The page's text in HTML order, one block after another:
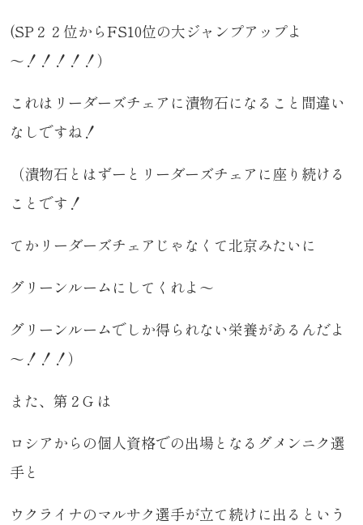
(SP２２位からFS10位の大ジャンプアップよ
～！！！！！）
これはリーダーズチェアに漬物石になること間違い
なしですね！
（漬物石とはずーとリーダーズチェアに座り続ける
ことです！
てかリーダーズチェアじゃなくて北京みたいに
グリーンルームにしてくれよ～
グリーンルームでしか得られない栄養があるんだよ
～！！！）
また、第２G は
ロシアからの個人資格での出場となるグメンニク選
手と
ウクライナのマルサク選手が立て続けに出るという